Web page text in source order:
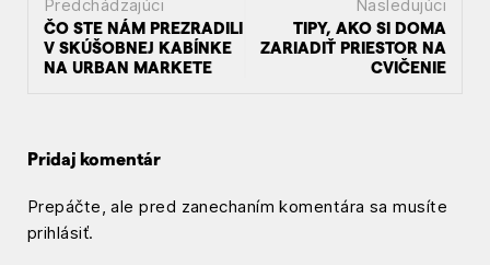
N
a
i
g
á
Predchádzajúci
ČO STE NÁM PREZRADILI
V SKÚŠOBNEJ KABÍNKE
NA URBAN MARKETE
Nasledujúci
TIPY, AKO SI DOMA
ZARIADIŤ PRIESTOR NA
CVIČENIE
Pridaj komentár
Prepáčte, ale pred zanechaním komentára sa musíte
prihlásiť.